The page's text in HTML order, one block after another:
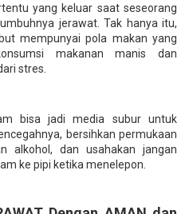
yang keluar saat seseorang
jerawat. Tak hanya itu,
mempunyai pola makan yang
makanan manis dan
stres.
bisa jadi media subur untuk
bersihkan permukaan
alkohol, dan usahakan jangan
ke pipi ketika menelepon.